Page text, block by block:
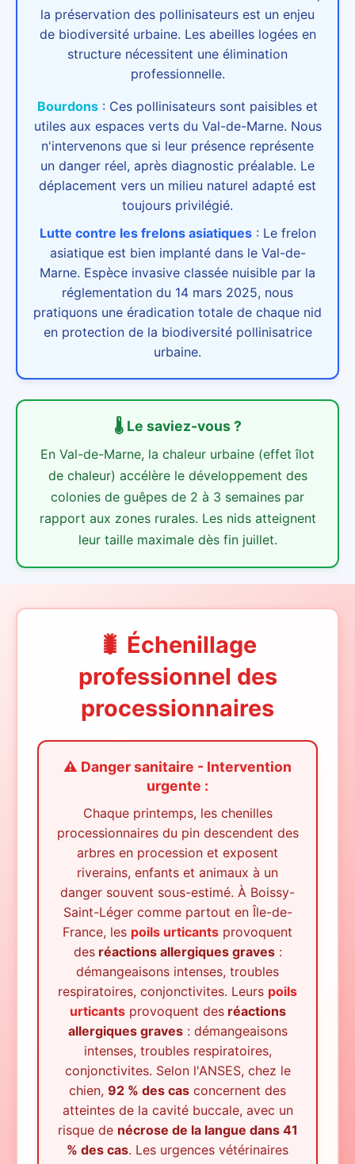
la préservation des pollinisateurs est un enjeu
de biodiversité urbaine. Les abeilles logées en
structure nécessitent une élimination
professionnelle.
Bourdons : Ces pollinisateurs sont paisibles et
utiles aux espaces verts du Val-de-Marne. Nous
n'intervenons que si leur présence représente
un danger réel, après diagnostic préalable. Le
déplacement vers un milieu naturel adapté est
toujours privilégié.
Lutte contre les frelons asiatiques : Le frelon
asiatique est bien implanté dans le Val-de-
Marne. Espèce invasive classée nuisible par la
réglementation du 14 mars 2025, nous
pratiquons une éradication totale de chaque nid
en protection de la biodiversité pollinisatrice
urbaine.
🌡️ Le saviez-vous ?
En Val-de-Marne, la chaleur urbaine (effet îlot
de chaleur) accélère le développement des
colonies de guêpes de 2 à 3 semaines par
rapport aux zones rurales. Les nids atteignent
leur taille maximale dès fin juillet.
🐛 Échenillage
professionnel des
processionnaires
⚠️ Danger sanitaire - Intervention
urgente :
Chaque printemps, les chenilles
processionnaires du pin descendent des
arbres en procession et exposent
riverains, enfants et animaux à un
danger souvent sous-estimé. À Boissy-
Saint-Léger comme partout en Île-de-
France, les poils urticants provoquent
desréactions allergiques graves :
démangeaisons intenses, troubles
respiratoires, conjonctivites. Leurs poils
urticants provoquent desréactions
allergiques graves : démangeaisons
intenses, troubles respiratoires,
conjonctivites. Selon l'ANSES, chez le
chien, 92 % des cas concernent des
atteintes de la cavité buccale, avec un
risque de nécrose de la langue dans 41
% des cas. Les urgences vétérinaires